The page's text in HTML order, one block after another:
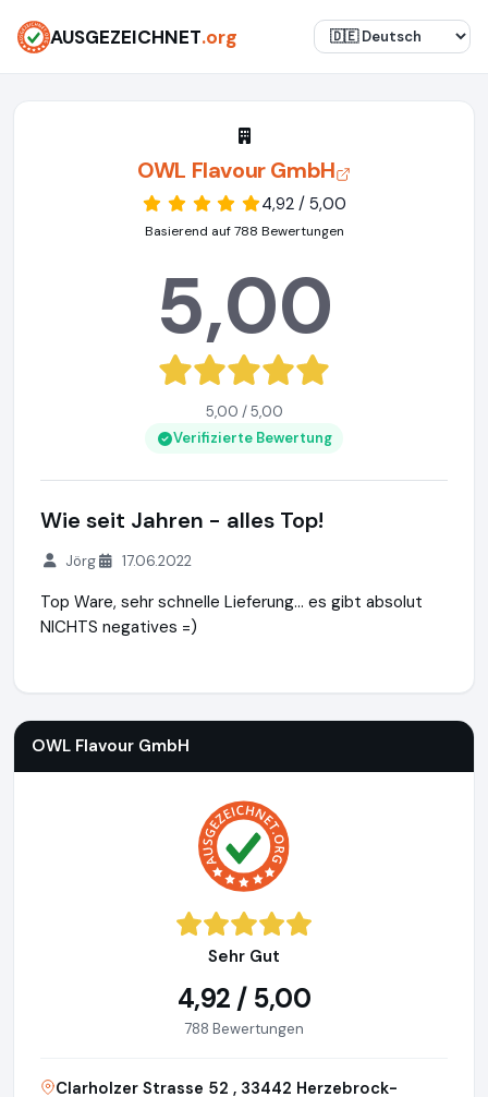
AUSGEZEICHNET.org
OWL Flavour GmbH
4,92 / 5,00
Basierend auf 788 Bewertungen
5,00
5,00 / 5,00
Verifizierte Bewertung
Wie seit Jahren - alles Top!
Jörg 17.06.2022
Top Ware, sehr schnelle Lieferung... es gibt absolut
NICHTS negatives =)
OWL Flavour GmbH
Sehr Gut
4,92 / 5,00
788 Bewertungen
Clarholzer Strasse 52 , 33442 Herzebrock-